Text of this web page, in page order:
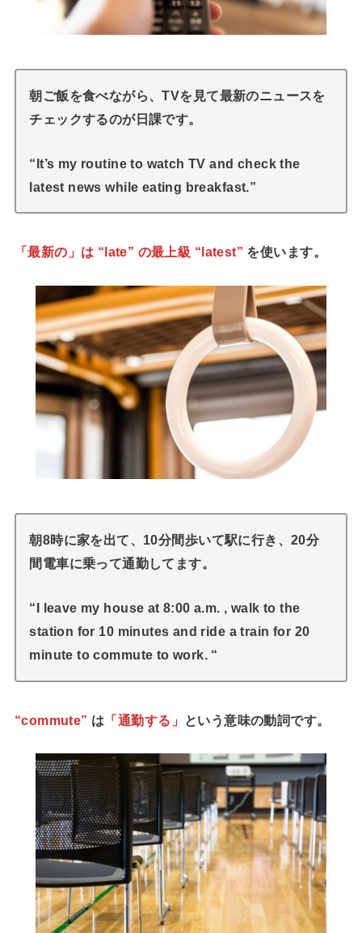
朝ご飯を食べながら、TVを見て最新のニュースを
チェックするのが日課です。
“It’s my routine to watch TV and check the
latest news while eating breakfast.”
「最新の」は “late” の最上級 “latest” を使います。
朝8時に家を出て、10分間歩いて駅に行き、20分
間電車に乗って通勤してます。
“I leave my house at 8:00 a.m. , walk to the
station for 10 minutes and ride a train for 20
minute to commute to work. “
“commute” は 「通勤する」 という意味の動詞です。